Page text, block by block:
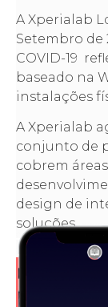
A Xperialab
Setembro de
COVID-19
baseado na
instalações
A Xperialab
conjunto de
cobrem
design de
soluções.